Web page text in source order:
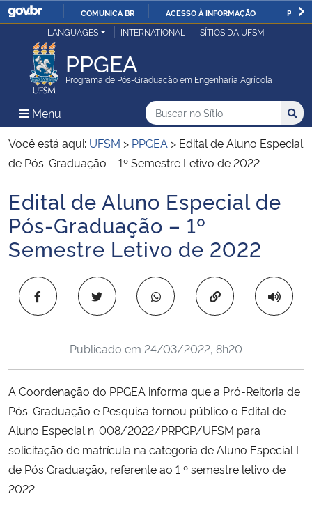
IR
COMUNICA BR ACESSO À INFORMAÇÃO
Ministério da Justiça e Segurança Pública
Ministério da Defesa
Ministério das Relações Exteriores
Ministério da Infraestrutura
Ministério da Agricultura, Pecuária e Abastecimento
Ministério da Educação
Ministério de Minas e Energia
Ministério da Ciência, Tecnologia, Inovações e Comunicações
Ministério do Meio Ambiente
LANGUAGES INTERNATIONAL SÍTIOS DA UFSM
PPGEA
Programa de Pós-Graduação em Engenharia Agrícola
Menu Menu Principal do Sítio
Busca
Buscar no no Sítio
Busca:
Você está aqui: UFSM > PPGEA > Edital de Aluno Especial
de Pós-Graduação – 1º Semestre Letivo de 2022
Início do conteúdo
Edital de Aluno Especial de
Pós-Graduação – 1º
Semestre Letivo de 2022
Copiar para área
Publicado em 24/03/2022, 8h20
A Coordenação do PPGEA informa que a Pró-Reitoria de
Pós-Graduação e Pesquisa tornou público o Edital de
Aluno Especial n. 008/2022/PRPGP/UFSM para
solicitação de matrícula na categoria de Aluno Especial I
de Pós Graduação, referente ao 1 º semestre letivo de
2022.